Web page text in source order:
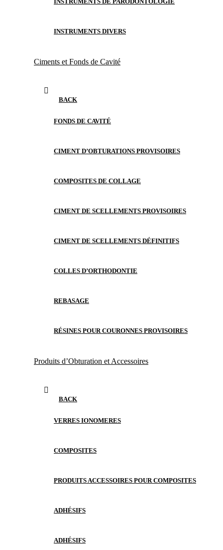
INSTRUMENTS DIVERS
Ciments et Fonds de Cavité
BACK
FONDS DE CAVITÉ
CIMENT D’OBTURATIONS PROVISOIRES
COMPOSITES DE COLLAGE
CIMENT DE SCELLEMENTS PROVISOIRES
CIMENT DE SCELLEMENTS DÉFINITIFS
COLLES D’ORTHODONTIE
REBASAGE
RÉSINES POUR COURONNES PROVISOIRES
Produits d’Obturation et Accessoires
BACK
VERRES IONOMERES
COMPOSITES
PRODUITS ACCESSOIRES POUR COMPOSITES
ADHÉSIFS
ADHÉSIFS